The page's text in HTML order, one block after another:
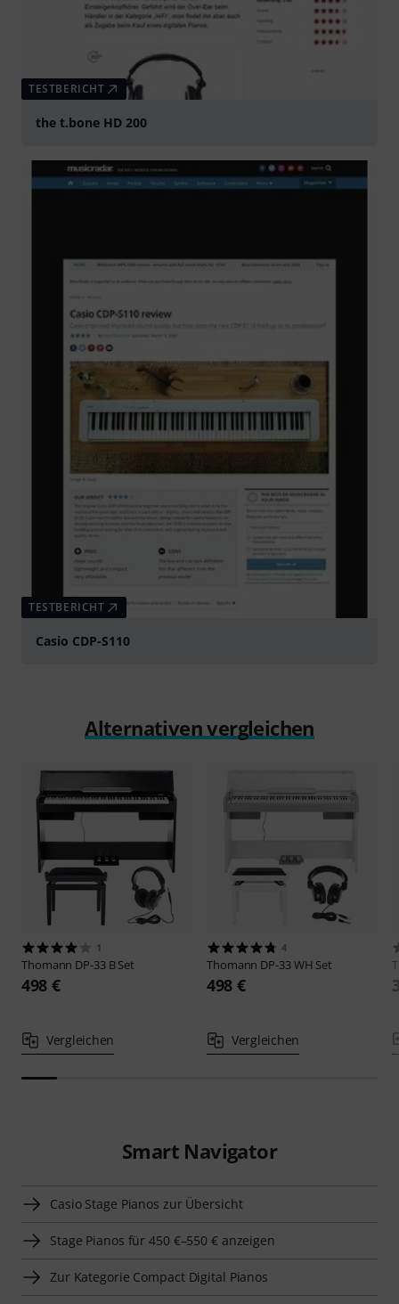
TESTBERICHT
the t.bone HD 200
TESTBERICHT
Casio CDP-S110
Alternativen vergleichen
1
Thomann DP-33 B Set
498 €
Vergleichen
4
Thomann DP-33 WH Set
498 €
Vergleichen
Smart Navigator
Casio Stage Pianos zur Übersicht
Stage Pianos für 450 €–550 € anzeigen
Zur Kategorie Compact Digital Pianos